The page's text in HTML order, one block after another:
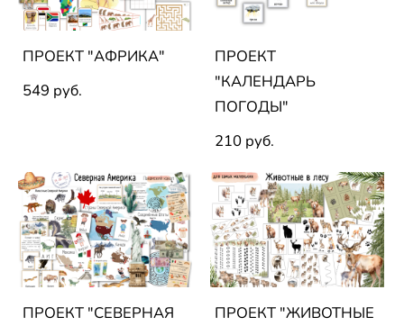
ПРОЕКТ "АФРИКА"
549 pуб.
ПРОЕКТ
"КАЛЕНДАРЬ
ПОГОДЫ"
210 pуб.
ПРОЕКТ "СЕВЕРНАЯ
ПРОЕКТ "ЖИВОТНЫЕ